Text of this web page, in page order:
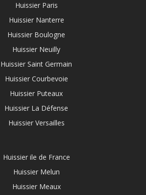
Huissier Paris
Huissier Nanterre
Huissier Boulogne
Huissier Neuilly
Huissier Saint Germain
Huissier Courbevoie
Huissier Puteaux
Huissier La Défense
Huissier Versailles
Huissier ile de France
Huissier Melun
Huissier Meaux